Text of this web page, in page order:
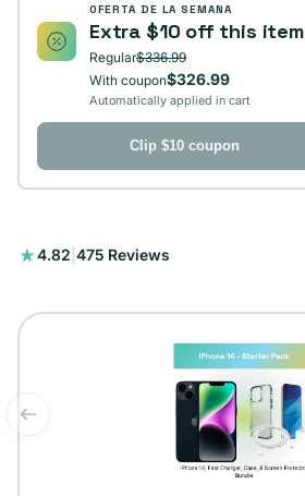
OFERTA DE LA SEMANA
Extra $10 off this item
Regular$336.99
With coupon$326.99
Automatically applied in cart
Clip $10 coupon
4.82 475 Reviews
475